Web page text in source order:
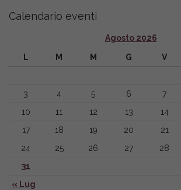
Calendario eventi
Agosto 2026
L M M G V
« Lug
3
4 5 6 7
10
11 12 13 14
17
18 19 20 21
24
25 26 27 28
31